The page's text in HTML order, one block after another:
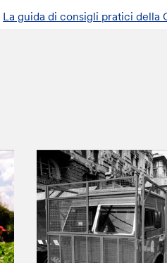
La guida di consigli pratici della